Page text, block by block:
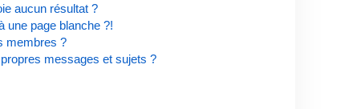
aucun résultat ?
une page blanche ?!
membres ?
messages et sujets ?